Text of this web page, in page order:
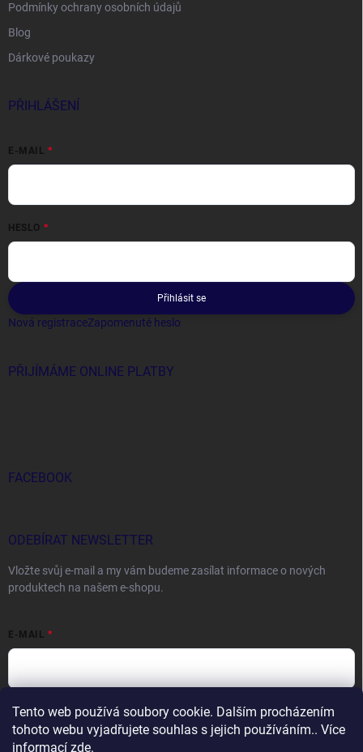
Tento web používá soubory cookie. Dalším procházením
tohoto webu vyjadřujete souhlas s jejich používáním.. Více
informací zde.
Podmínky ochrany osobních údajů
Blog
Dárkové poukazy
PŘIHLÁŠENÍ
E-MAIL
HESLO
Přihlásit se
Nová registraceZapomenuté heslo
PŘIJÍMÁME ONLINE PLATBY
FACEBOOK
ODEBÍRAT NEWSLETTER
Vložte svůj e-mail a my vám budeme zasílat informace o nových
produktech na našem e-shopu.
E-MAIL
Vložením e-mailu souhlasíte spodmínkami ochrany osobních údajů
Přihlásit se